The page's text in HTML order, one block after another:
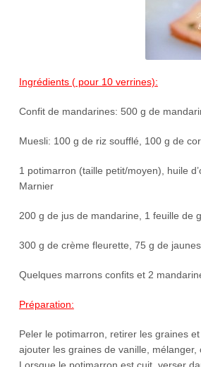
Ingrédients ( pour 10 verrines):
Confit de mandarines: 500 g de
Muesli: 100 g de riz soufflé, 100 g de
1 potimarron (taille petit/moyen), huile
Marnier
200 g de jus de mandarine, 1 feuille de
300 g de crème fleurette, 75 g de
Quelques marrons confits et 2
Préparation:
Peler le potimarron, retirer les graines
ajouter les graines de vanille, mélanger,
Lorsque le potimarron est cuit, verser